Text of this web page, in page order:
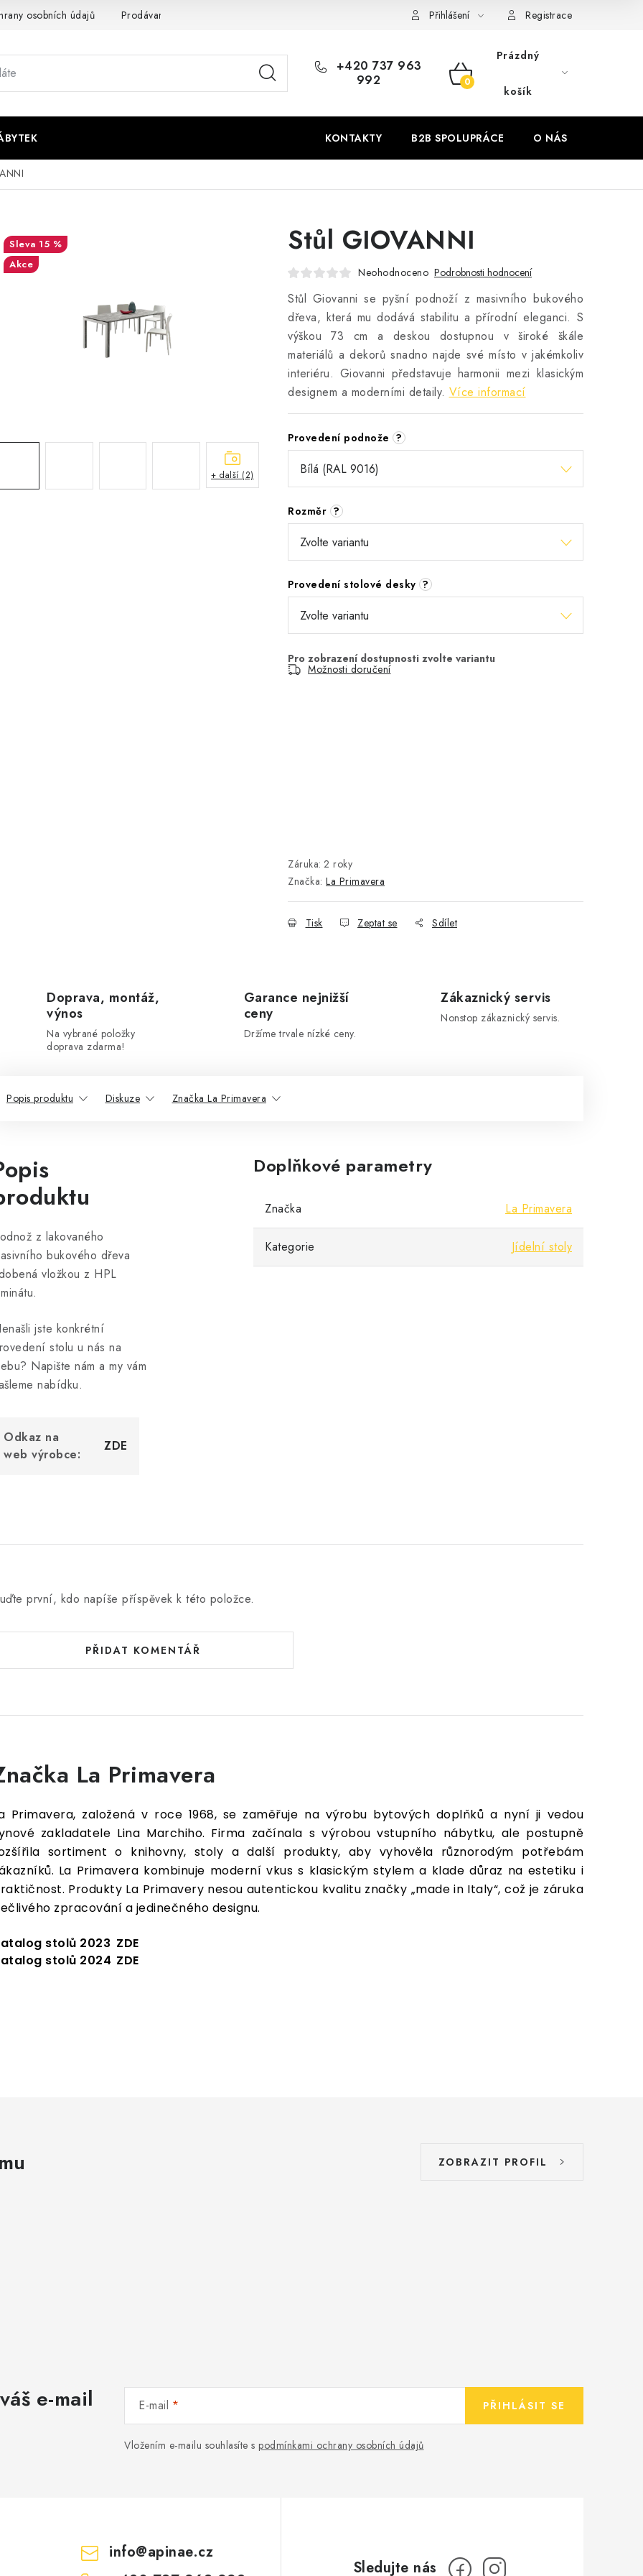
osobních údajů Prodávané značky Přihlášení Registrace
+420 737 963
992
NÁKUPNÍ
KOŠÍK
Prázdný
košík
KONTAKTY B2B SPOLUPRÁCE O NÁS
Stůl GIOVANNI
Neohodnoceno Podrobnosti hodnocení
Stůl Giovanni se pyšní podnoží z masivního bukového
dřeva, která mu dodává stabilitu a přírodní eleganci. S
výškou 73 cm a deskou dostupnou v široké škále
materiálů a dekorů snadno najde své místo v jakémkoliv
interiéru. Giovanni představuje harmonii mezi klasickým
designem a moderními detaily. Více informací
Provedení podnože ?
Rozměr ?
Provedení stolové desky ?
Možnosti doručení
Záruka: 2 roky
Značka: La Primavera
Tisk Zeptat se Sdílet
15 %
Akce
+ další (2)
Doprava, montáž,
výnos
Na vybrané položky
doprava zdarma!
Garance nejnižší
ceny
Držíme trvale nízké ceny.
Zákaznický servis
Nonstop zákaznický servis.
Popis produktu Diskuze Značka La Primavera
z lakovaného
bukového dřeva
vložkou z HPL
jste konkrétní
stolu u nás na
Napište nám a my vám
nabídku.
Odkaz na
web výrobce:
ZDE
Doplňkové parametry
Značka La Primavera
Kategorie Jídelní stoly
první, kdo napíše příspěvek k této položce.
PŘIDAT KOMENTÁŘ
La Primavera
Primavera, založená v roce 1968, se zaměřuje na výrobu bytových doplňků a nyní ji vedou
zakladatele Lina Marchiho. Firma začínala s výrobou vstupního nábytku, ale postupně
sortiment o knihovny, stoly a další produkty, aby vyhověla různorodým potřebám
La Primavera kombinuje moderní vkus s klasickým stylem a klade důraz na estetiku i
Produkty La Primavery nesou autentickou kvalitu značky „made in Italy“, což je záruka
zpracování a jedinečného designu.
stolů 2023 ZDE
stolů 2024 ZDE
ZOBRAZIT PROFIL
e-mail E-mail
Vložením e-mailu souhlasíte s podmínkami ochrany osobních údajů
PŘIHLÁSIT SE
info@apinae.cz